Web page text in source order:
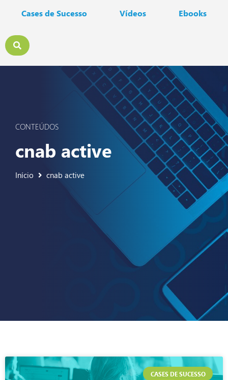
Cases de Sucesso Vídeos Ebooks
CONTEÚDOS
cnab active
Início cnab active
CASES DE SUCESSO